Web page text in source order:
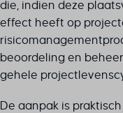
die, indien deze
effect heeft op
beoordeling en
gehele
De aanpak is